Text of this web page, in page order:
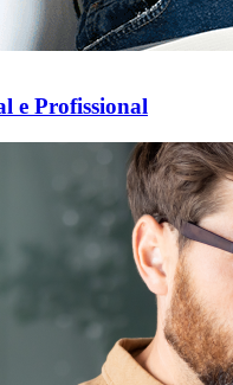
e Profissional